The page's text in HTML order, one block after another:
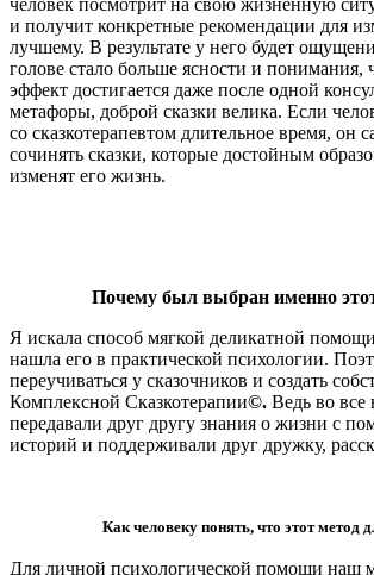
и получит конкретные рекомендации для
лучшему. В результате у него будет
голове стало больше ясности и понимания,
эффект достигается даже после одной
метафоры, доброй сказки велика. Если
со сказкотерапевтом длительное время, он
сочинять сказки, которые достойным
изменят его жизнь.
Почему был выбран именно
Я искала способ мягкой деликатной
нашла его в практической психологии.
переучиваться у сказочников и создать
Комплексной Сказкотерапии©. Ведь во все
передавали друг другу знания о жизни с
историй и поддерживали друг дружку,
Как человеку понять, что этот метод
Для личной психологической помощи наш